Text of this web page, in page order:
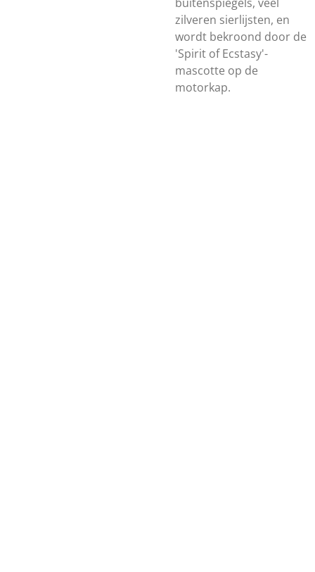
zilveren sierlijsten, en
wordt bekroond door de
'Spirit of Ecstasy'-
mascotte op de
motorkap.